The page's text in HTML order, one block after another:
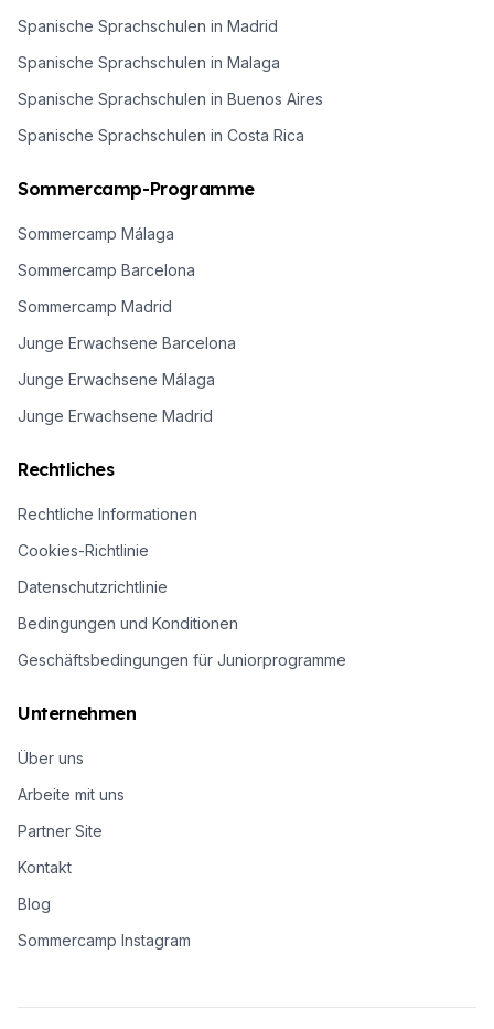
Spanische Sprachschulen in Madrid
Spanische Sprachschulen in Malaga
Spanische Sprachschulen in Buenos Aires
Spanische Sprachschulen in Costa Rica
Sommercamp-Programme
Sommercamp Málaga
Sommercamp Barcelona
Sommercamp Madrid
Junge Erwachsene Barcelona
Junge Erwachsene Málaga
Junge Erwachsene Madrid
Rechtliches
Rechtliche Informationen
Cookies-Richtlinie
Datenschutzrichtlinie
Bedingungen und Konditionen
Geschäftsbedingungen für Juniorprogramme
Unternehmen
Über uns
Arbeite mit uns
Partner Site
Kontakt
Blog
Sommercamp Instagram